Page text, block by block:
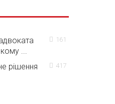
...
161
рішення
417